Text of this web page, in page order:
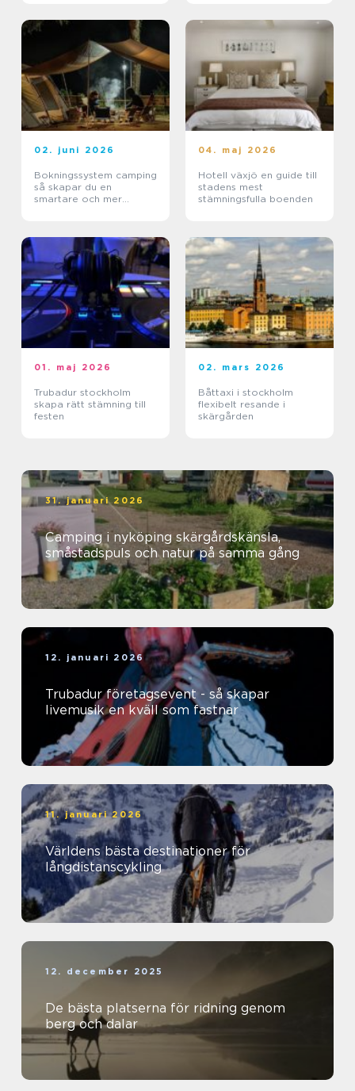
02. juni 2026
Bokningssystem camping
så skapar du en
smartare och mer
04. maj 2026
Hotell växjö en guide till
stadens mest
stämningsfulla boenden
01. maj 2026
Trubadur stockholm
skapa rätt stämning till
festen
02. mars 2026
Båttaxi i stockholm
flexibelt resande i
skärgården
31. januari 2026
Camping i nyköping skärgårdskänsla,
småstadspuls och natur på samma gång
12. januari 2026
Trubadur företagsevent - så skapar
livemusik en kväll som fastnar
11. januari 2026
Världens bästa destinationer för
långdistanscykling
12. december 2025
De bästa platserna för ridning genom
berg och dalar